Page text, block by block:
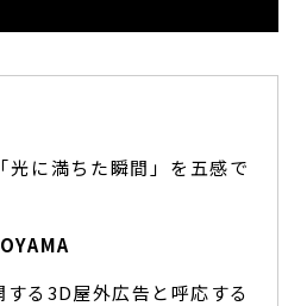
光に満ちた瞬間」を五感で
る3D屋外広告と呼応する